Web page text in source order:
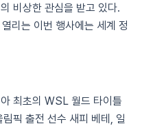
비상한 관심을 받고 있다.
리는 이번 행사에는 세계 정
최초의 WSL 월드 타이틀
픽 출전 선수 새피 베테, 일